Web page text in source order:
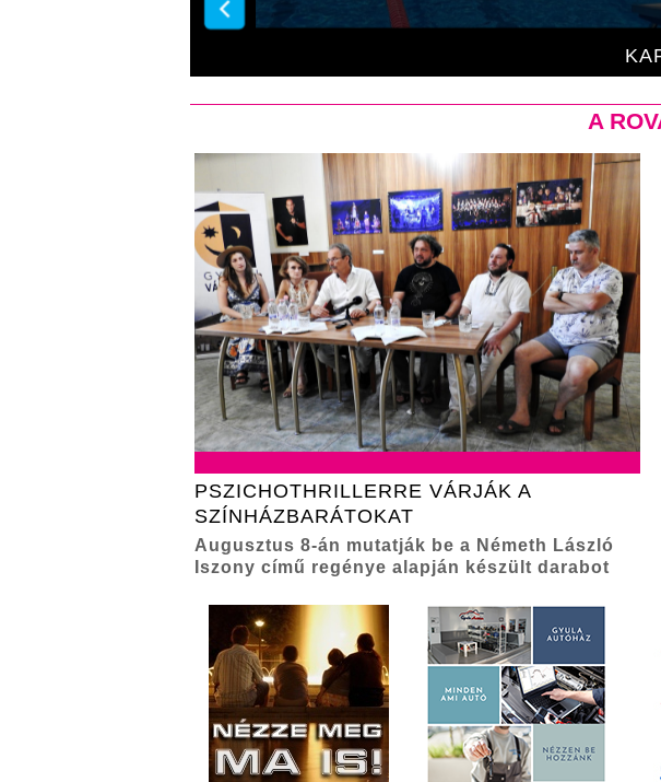
A
PSZICHOTHRILLERRE VÁRJÁK A
SZÍNHÁZBARÁTOKAT
Augusztus 8-án mutatják be a Németh László
Iszony című regénye alapján készült darabot